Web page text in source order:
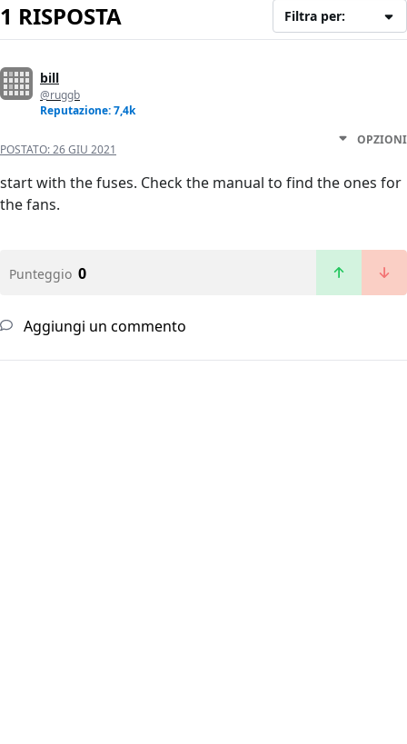
1 RISPOSTA Filtra per:
bill
@ruggb
Reputazione: 7,4k
POSTATO:26 GIU 2021
OPZIONI
start with the fuses. Check the manual to find the ones for
the fans.
Punteggio 0
Aggiungi un commento